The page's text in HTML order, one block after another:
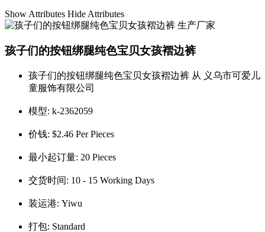
Show Attributes Hide Attributes
孩子们的按钮绑腿纯色宝贝女孩褶边裤
孩子们的按钮绑腿纯色宝贝女孩褶边裤 从 义乌市可爱儿
童服饰有限公司
模型: k-2362059
价钱: $2.46 Per Pieces
最小起订量: 20 Pieces
交货时间: 10 - 15 Working Days
装运港: Yiwu
打包: Standard